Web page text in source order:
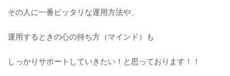
その人に一番ピッタリな運用方法や、
運用するときの心の持ち方（マインド）も
しっかりサポートしていきたい！と思っております！！